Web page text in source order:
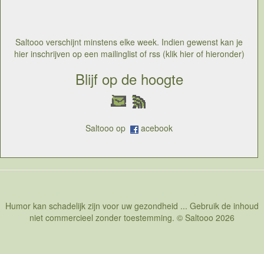
Saltooo verschijnt minstens elke week. Indien gewenst kan je
hier inschrijven op een mailinglist of rss (klik hier of hieronder)
Blijf op de hoogte
Saltooo op acebook
Humor kan schadelijk zijn voor uw gezondheid ... Gebruik de inhoud
niet commercieel zonder toestemming. © Saltooo 2026